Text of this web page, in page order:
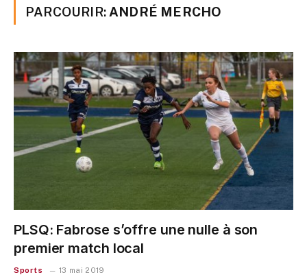
PARCOURIR: ANDRÉ MERCHO
PLSQ: Fabrose s’offre une nulle à son
premier match local
Sports 13 mai 2019